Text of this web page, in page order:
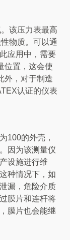
该压力表最高
物质。可以通
应用中，需要
位置，这会使
外，对于制造
认证的仪表
100的外壳，
因为该测量仪
设施进行维
种情况下，如
漏，危险介质
膜片和连杆将
膜片也会能继